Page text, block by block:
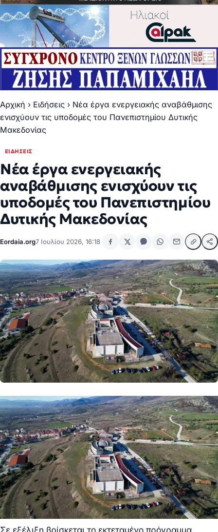
Αρχική › Ειδήσεις › Νέα έργα ενεργειακής αναβάθμισης
ενισχύουν τις υποδομές του Πανεπιστημίου Δυτικής
Μακεδονίας
ΕΙΔΉΣΕΙΣ
Νέα έργα ενεργειακής
αναβάθμισης ενισχύουν τις
υποδομές του Πανεπιστημίου
Δυτικής Μακεδονίας
Eordaia.org7 Ιουλίου 2026, 16:18